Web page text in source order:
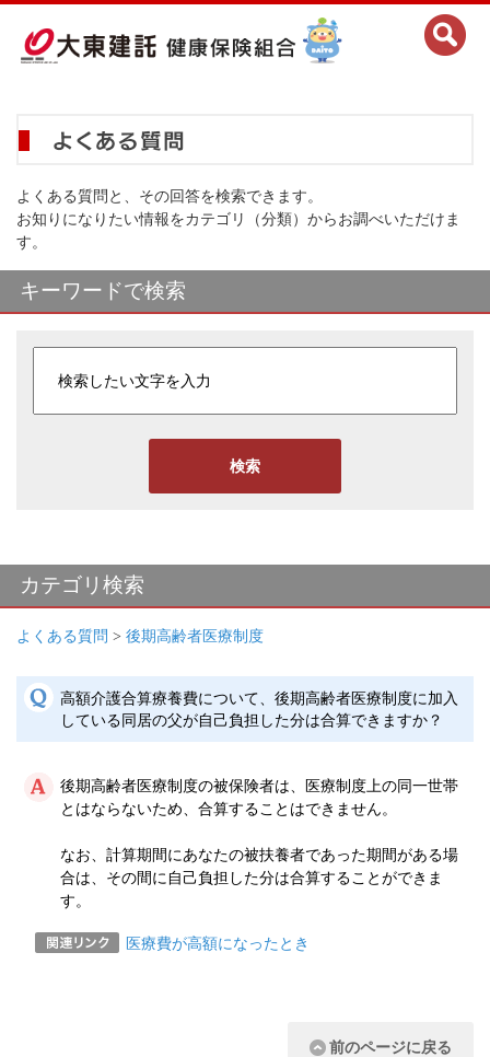
よくある質問と、その回答を検索できます。
お知りになりたい情報をカテゴリ（分類）からお調べいただけま
す。
キーワードで検索
検索
カテゴリ検索
よくある質問 > 後期高齢者医療制度
高額介護合算療養費について、後期高齢者医療制度に加入
している同居の父が自己負担した分は合算できますか？
後期高齢者医療制度の被保険者は、医療制度上の同一世帯
とはならないため、合算することはできません。
なお、計算期間にあなたの被扶養者であった期間がある場
合は、その間に自己負担した分は合算することができま
す。
医療費が高額になったとき
前のページに戻る